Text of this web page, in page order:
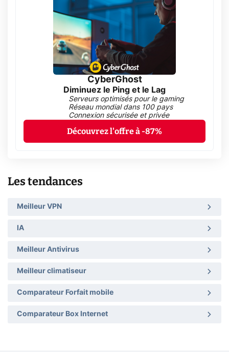
CyberGhost
Diminuez le Ping et le Lag
Serveurs optimisés pour le gaming
Réseau mondial dans 100 pays
Connexion sécurisée et privée
Découvrez l'offre à -87%
Les tendances
Meilleur VPN
IA
Meilleur Antivirus
Meilleur climatiseur
Comparateur Forfait mobile
Comparateur Box Internet